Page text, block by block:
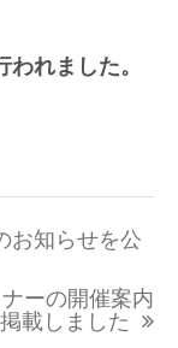
れました。
お知らせを公
ーの開催案内
載しました